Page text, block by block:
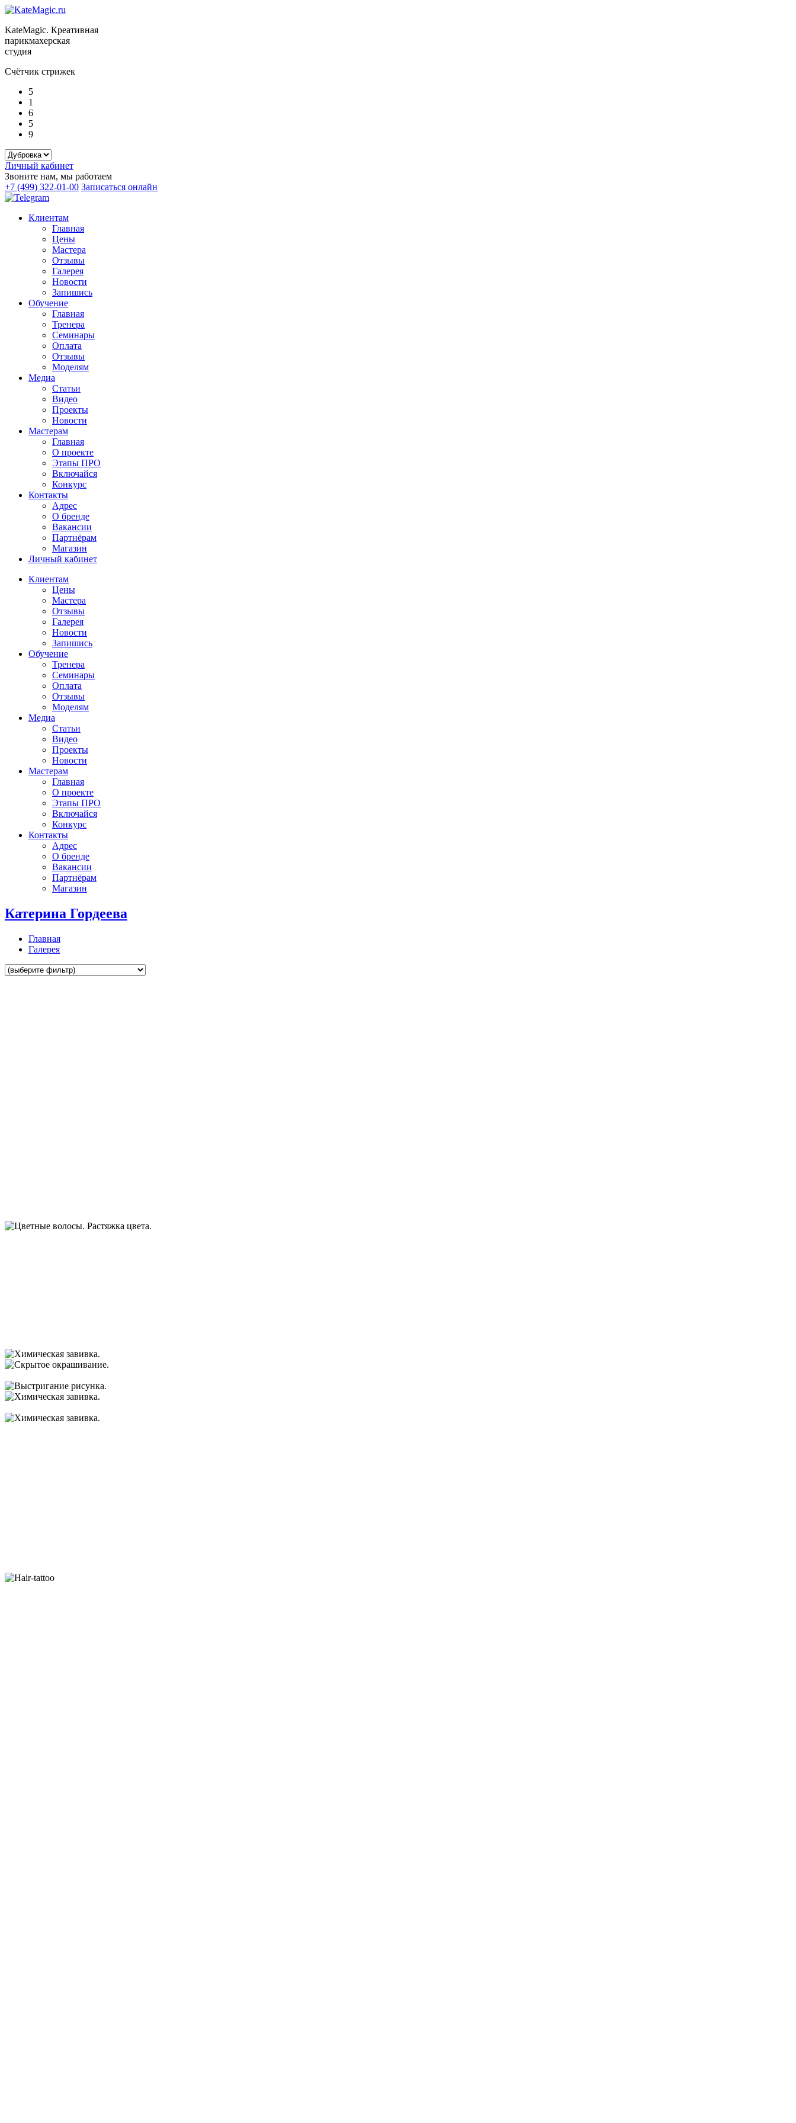
KateMagic. Креативная
парикмахерская
студия
Счётчик стрижек
5
1
6
5
9
Личный кабинет
Звоните нам, мы работаем
+7 (499) 322-01-00 Записаться онлайн
Клиентам
Главная
Цены
Мастера
Отзывы
Галерея
Новости
Запишись
Обучение
Главная
Тренера
Семинары
Оплата
Отзывы
Моделям
Медиа
Статьи
Видео
Проекты
Новости
Мастерам
Главная
О проекте
Этапы ПРО
Включайся
Конкурс
Контакты
Адрес
О бренде
Вакансии
Партнёрам
Магазин
Личный кабинет
Клиентам
Цены
Мастера
Отзывы
Галерея
Новости
Запишись
Обучение
Тренера
Семинары
Оплата
Отзывы
Моделям
Медиа
Статьи
Видео
Проекты
Новости
Мастерам
Главная
О проекте
Этапы ПРО
Включайся
Конкурс
Контакты
Адрес
О бренде
Вакансии
Партнёрам
Магазин
Катерина Гордеева
Главная
Галерея